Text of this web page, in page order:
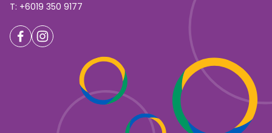
T: +6019 350 9177